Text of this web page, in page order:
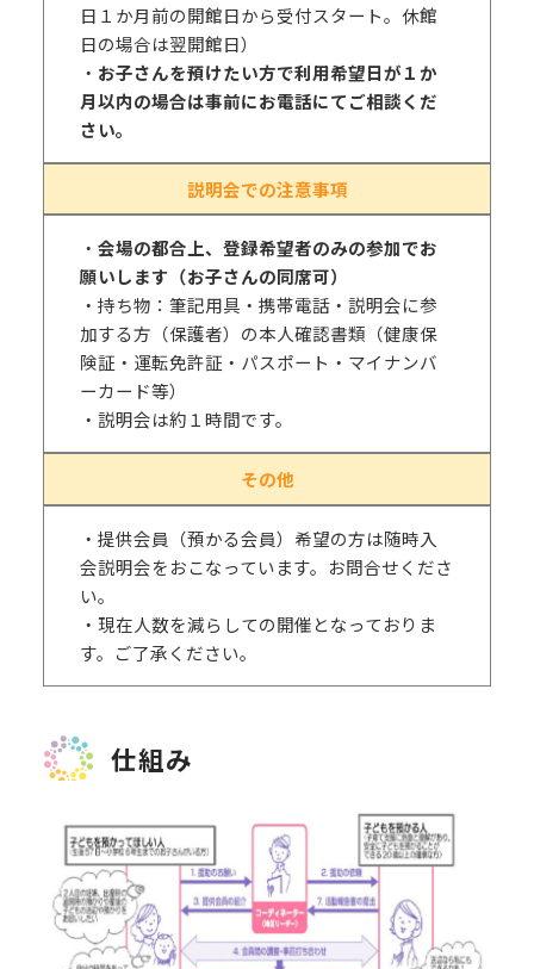
日１か月前の開館日から受付スタート。休館
日の場合は翌開館日）
・ お子さんを預けたい方で利用希望日が１か
月以内の場合は事前にお電話にてご相談くだ
さい。
説明会での注意事項
・ 会場の都合上、登録希望者のみの参加でお
願いします（お子さんの同席可）
・持ち物：筆記用具・携帯電話・説明会に参
加する方（保護者）の本人確認書類（健康保
険証・運転免許証・パスポート・マイナンバ
ーカード等）
・説明会は約１時間です。
その他
・提供会員（預かる会員）希望の方は随時入
会説明会をおこなっています。お問合せくださ
い。
・現在人数を減らしての開催となっておりま
す。ご了承ください。
仕組み